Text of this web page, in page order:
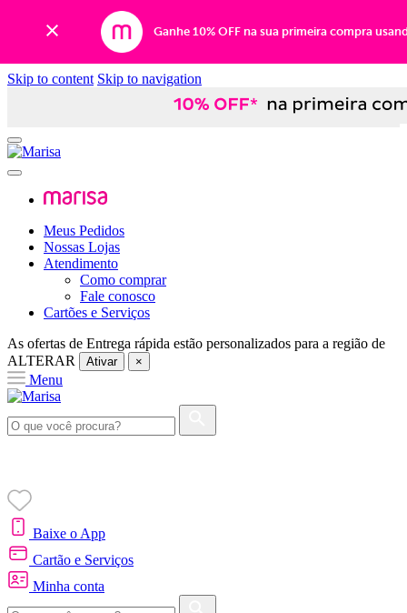
Ganhe 10% OFF na sua primeira compra
Skip to content Skip to navigation
Meus Pedidos
Nossas Lojas
Atendimento
Como comprar
Fale conosco
Cartões e Serviços
As ofertas de Entrega rápida estão personalizados para a região de
ALTERAR
Ativar ×
Menu
Baixe o App
Cartão e Serviços
Minha conta